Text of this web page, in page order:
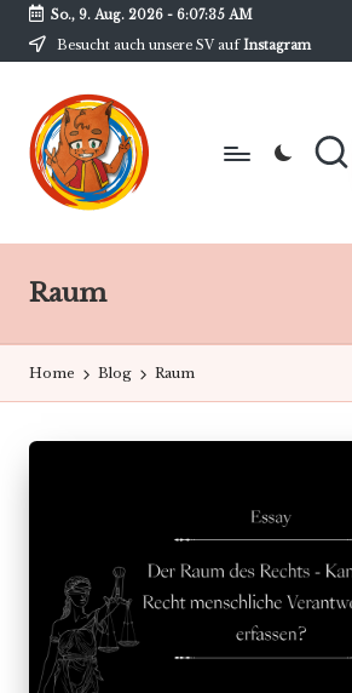
Skip
content
So., 9. Aug. 2026- 6:07:35 AM
Besucht auch unsere SV aufInstagram
B
w
-
N
e
am
BwG
Raum
Home Blog Raum